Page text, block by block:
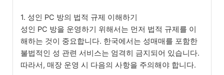
1. 성인 PC 방의 법적 규제 이해하기
성인 PC 방을 운영하기 위해서는 먼저 법적 규제를 이
해하는 것이 중요합니다. 한국에서는 성매매를 포함한
불법적인 성 관련 서비스는 엄격히 금지되어 있습니다.
따라서, 매장 운영 시 다음의 사항을 주의해야 합니다.